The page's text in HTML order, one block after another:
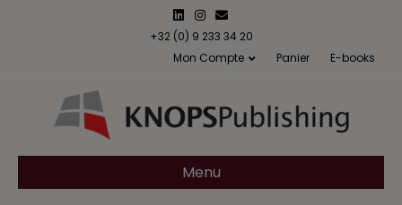
n
n
s
a
m
m
a
l
+32 (0) 9 233 34 20
Mon Compte
Panier E-books
Menu